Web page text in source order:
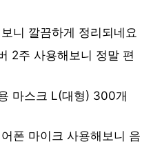
니 깔끔하게 정리되네요
2주 사용해보니 정말 편
마스크 L(대형) 300개
폰 마이크 사용해보니 음